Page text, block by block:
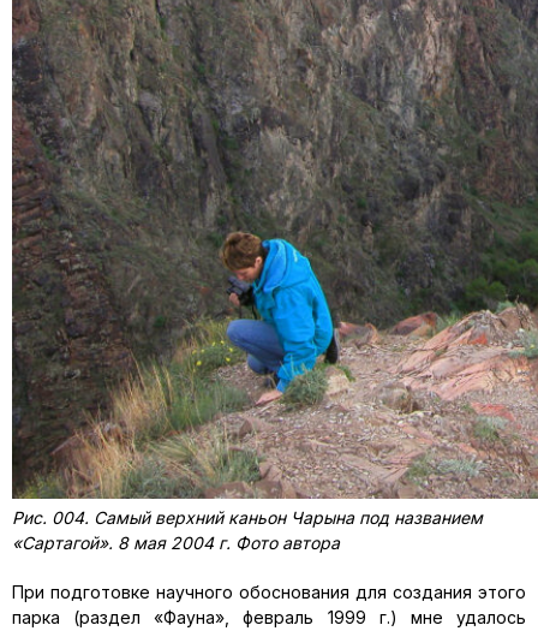
Рис. 004. Самый верхний каньон Чарына под названием
«Сартагой». 8 мая 2004 г. Фото автора
При подготовке научного обоснования для создания этого
парка (раздел «Фауна», февраль 1999 г.) мне удалось